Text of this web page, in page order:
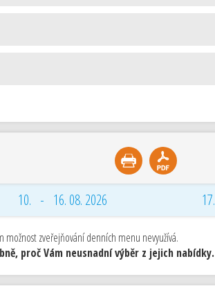
10. - 16. 08. 2026
možnost zveřejňování denních menu nevyužívá.
proč Vám neusnadní výběr z jejich nabídky.